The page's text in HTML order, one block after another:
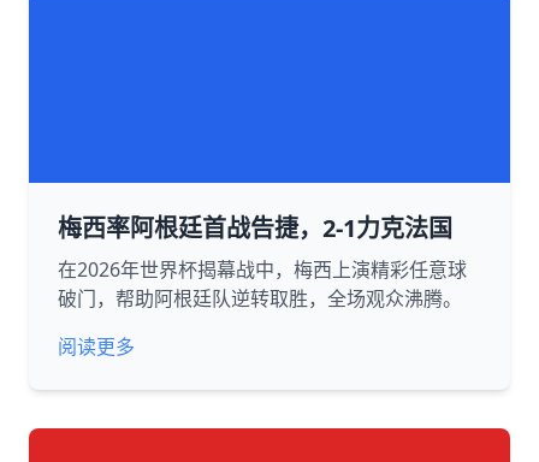
梅西率阿根廷首战告捷，2-1力克法国
在2026年世界杯揭幕战中，梅西上演精彩任意球
破门，帮助阿根廷队逆转取胜，全场观众沸腾。
阅读更多